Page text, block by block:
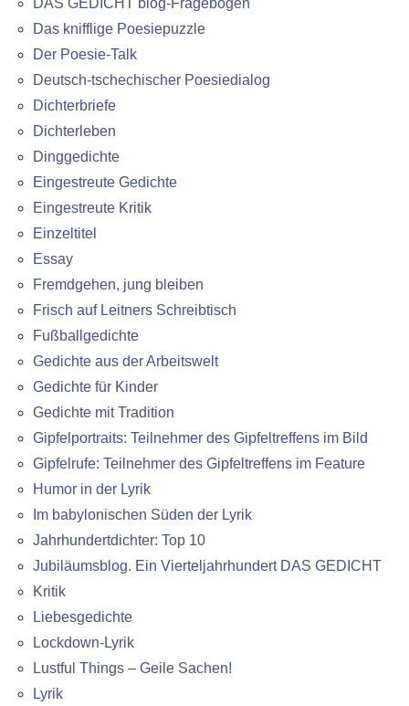
Das knifflige Poesiepuzzle
Der Poesie-Talk
Deutsch-tschechischer Poesiedialog
Dichterbriefe
Dichterleben
Dinggedichte
Eingestreute Gedichte
Eingestreute Kritik
Einzeltitel
Essay
Fremdgehen, jung bleiben
Frisch auf Leitners Schreibtisch
Fußballgedichte
Gedichte aus der Arbeitswelt
Gedichte für Kinder
Gedichte mit Tradition
Gipfelportraits: Teilnehmer des Gipfeltreffens im Bild
Gipfelrufe: Teilnehmer des Gipfeltreffens im Feature
Humor in der Lyrik
Im babylonischen Süden der Lyrik
Jahrhundertdichter: Top 10
Jubiläumsblog. Ein Vierteljahrhundert DAS GEDICHT
Kritik
Liebesgedichte
Lockdown-Lyrik
Lustful Things – Geile Sachen!
Lyrik